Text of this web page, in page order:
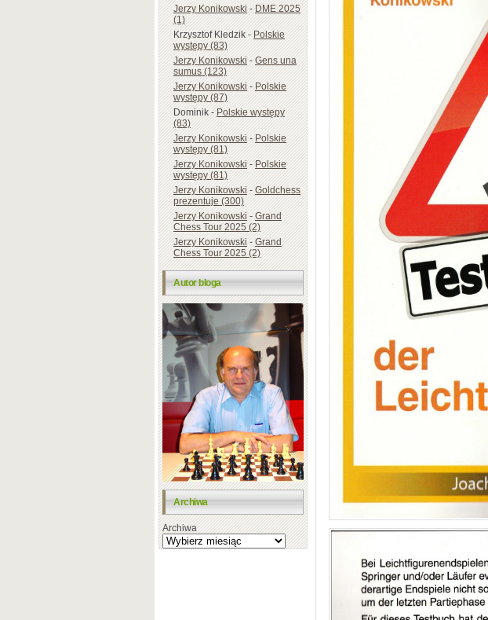
Jerzy Konikowski-DME 2025
(1)
Krzysztof Kledzik-Polskie
występy (83)
Jerzy Konikowski-Gens una
sumus (123)
Jerzy Konikowski-Polskie
występy (87)
Dominik-Polskie występy
(83)
Jerzy Konikowski-Polskie
występy (81)
Jerzy Konikowski-Polskie
występy (81)
Jerzy Konikowski-Goldchess
prezentuje (300)
Jerzy Konikowski-Grand
Chess Tour 2025 (2)
Jerzy Konikowski-Grand
Chess Tour 2025 (2)
Autor bloga
Archiwa
Archiwa